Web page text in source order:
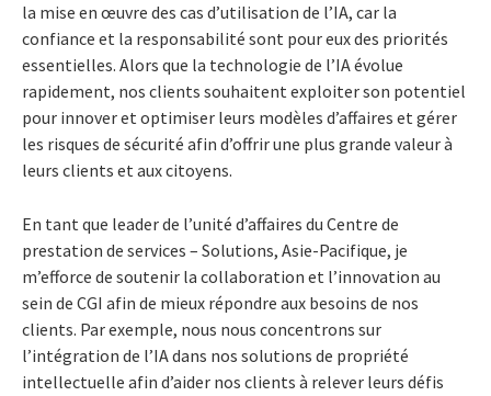
la mise en œuvre des cas d’utilisation de l’IA, car la
confiance et la responsabilité sont pour eux des priorités
essentielles. Alors que la technologie de l’IA évolue
rapidement, nos clients souhaitent exploiter son potentiel
pour innover et optimiser leurs modèles d’affaires et gérer
les risques de sécurité afin d’offrir une plus grande valeur à
leurs clients et aux citoyens.
En tant que leader de l’unité d’affaires du Centre de
prestation de services – Solutions, Asie-Pacifique, je
m’efforce de soutenir la collaboration et l’innovation au
sein de CGI afin de mieux répondre aux besoins de nos
clients. Par exemple, nous nous concentrons sur
l’intégration de l’IA dans nos solutions de propriété
intellectuelle afin d’aider nos clients à relever leurs défis